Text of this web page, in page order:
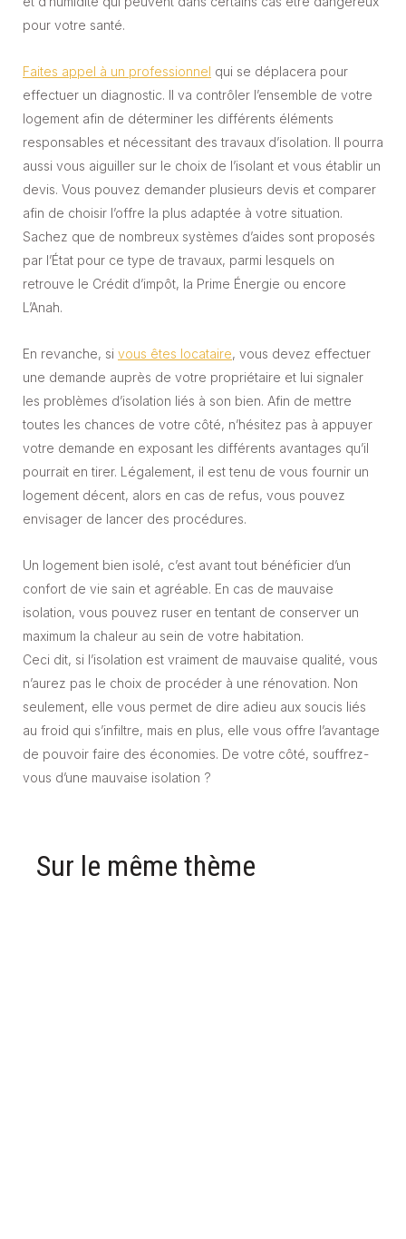
pour votre santé.
Faites appel à un professionnel qui se déplacera pour
effectuer un diagnostic. Il va contrôler l’ensemble de votre
logement afin de déterminer les différents éléments
responsables et nécessitant des travaux d’isolation. Il pourra
aussi vous aiguiller sur le choix de l’isolant et vous établir un
devis. Vous pouvez demander plusieurs devis et comparer
afin de choisir l’offre la plus adaptée à votre situation.
Sachez que de nombreux systèmes d’aides sont proposés
par l’État pour ce type de travaux, parmi lesquels on
retrouve le Crédit d’impôt, la Prime Énergie ou encore
L’Anah.
En revanche, si vous êtes locataire, vous devez effectuer
une demande auprès de votre propriétaire et lui signaler
les problèmes d’isolation liés à son bien. Afin de mettre
toutes les chances de votre côté, n’hésitez pas à appuyer
votre demande en exposant les différents avantages qu’il
pourrait en tirer. Légalement, il est tenu de vous fournir un
logement décent, alors en cas de refus, vous pouvez
envisager de lancer des procédures.
Un logement bien isolé, c’est avant tout bénéficier d’un
confort de vie sain et agréable. En cas de mauvaise
isolation, vous pouvez ruser en tentant de conserver un
maximum la chaleur au sein de votre habitation.
Ceci dit, si l’isolation est vraiment de mauvaise qualité, vous
n’aurez pas le choix de procéder à une rénovation. Non
seulement, elle vous permet de dire adieu aux soucis liés
au froid qui s’infiltre, mais en plus, elle vous offre l’avantage
de pouvoir faire des économies. De votre côté, souffrez-
vous d’une mauvaise isolation ?
Sur le même thème